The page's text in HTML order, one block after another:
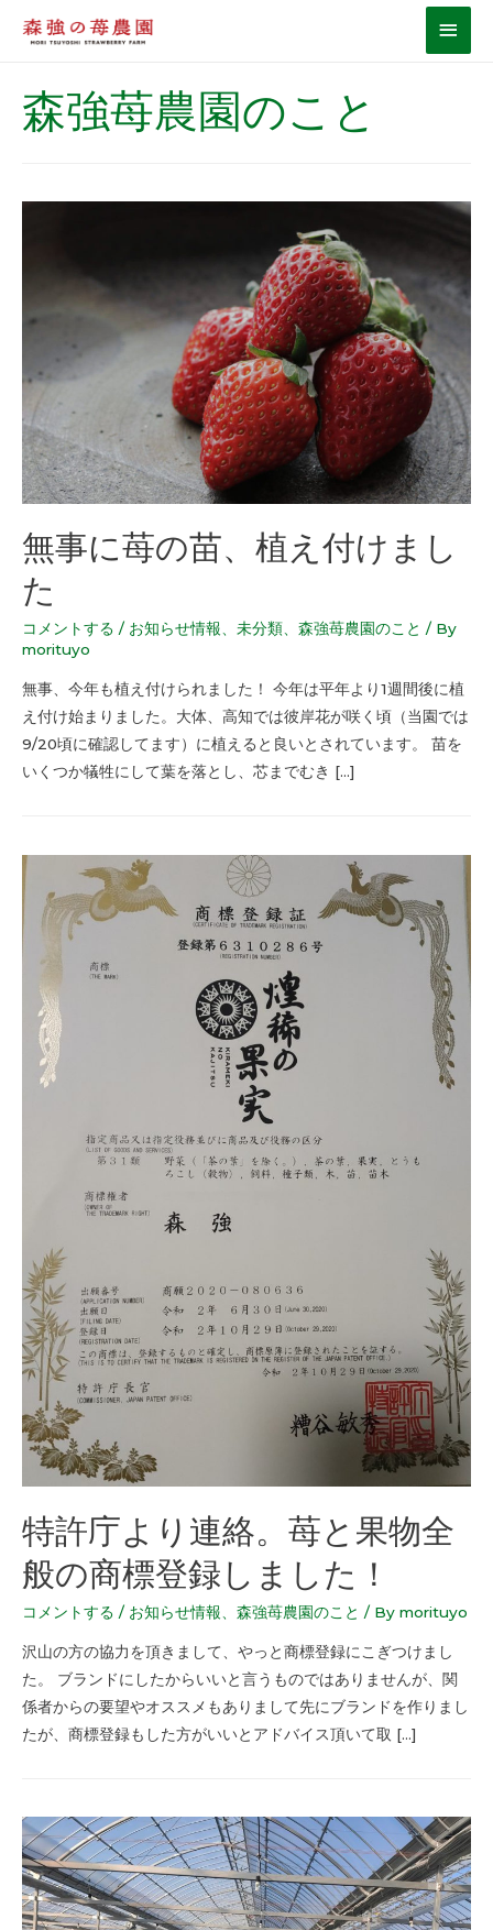
森強苺農園のこと
無事に苺の苗、植え付けまし
た
コメントする / お知らせ情報、 未分類、 森強苺農園のこと / By
morituyo
無事、今年も植え付けられました！ 今年は平年より1週間後に植
え付け始まりました。大体、高知では彼岸花が咲く頃（当園では
9/20頃に確認してます）に植えると良いとされています。 苗を
いくつか犠牲にして葉を落とし、芯までむき […]
特許庁より連絡。苺と果物全
般の商標登録しました！
コメントする / お知らせ情報 森強苺農園のこと / By morituyo
沢山の方の協力を頂きまして、やっと商標登録にこぎつけまし
た。 ブランドにしたからいいと言うものではありませんが、関
係者からの要望やオススメもありまして先にブランドを作りまし
たが、商標登録もした方がいいとアドバイス頂いて取 […]